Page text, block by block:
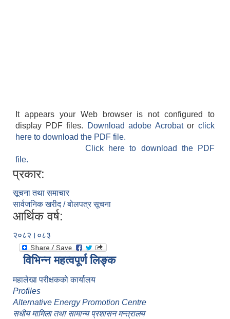
It appears your Web browser is not configured to
display PDF files.
Download adobe Acrobatorclick
here to download the PDF file.
Click here to download the PDF
file.
प्रकार:
सूचना तथा समाचार
सार्वजनिक खरीद / बोलपत्र सूचना
आर्थिक वर्ष:
२०८२।०८३
विभिन्न महत्वपूर्ण लिङ्क
महालेखा परीक्षकको कार्यालय
Profiles
Alternative Energy Promotion Centre
सधीय मामिला तथा सामान्य प्रशासन मन्त्रालय